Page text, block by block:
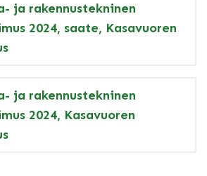
ja rakennustekninen
2024, saate, Kasavuoren
ja rakennustekninen
2024, Kasavuoren